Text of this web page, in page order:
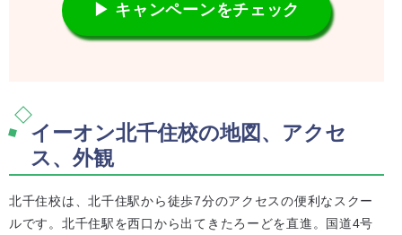
▶ キャンペーンをチェック
イーオン北千住校の地図、アクセ
ス、外観
北千住校は、北千住駅から徒歩7分のアクセスの便利なスクー
ルです。北千住駅を西口から出てきたろーどを直進。国道4号